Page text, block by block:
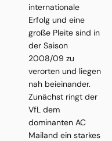
internationale
Erfolg und eine
große Pleite sind in
der Saison
2008/09 zu
verorten und liegen
nah beieinander.
Zunächst ringt der
VfL dem
dominanten AC
Mailand ein starkes